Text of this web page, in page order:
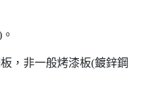
，非一般烤漆板(鍍鋅鋼